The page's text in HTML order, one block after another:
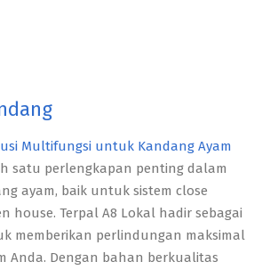
Multifungsi untuk Kandang Ayam
satu perlengkapan penting dalam
ayam, baik untuk sistem close
house. Terpal A8 Lokal hadir sebagai
memberikan perlindungan maksimal
Anda. Dengan bahan berkualitas